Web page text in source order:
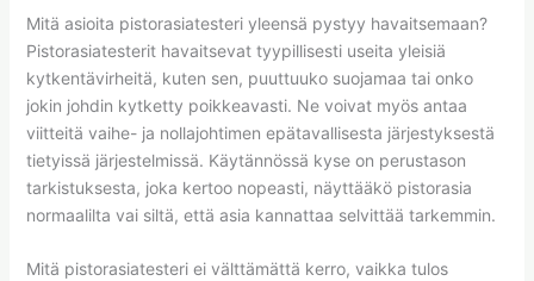
Mitä asioita pistorasiatesteri yleensä pystyy havaitsemaan?
Pistorasiatesterit havaitsevat tyypillisesti useita yleisiä
kytkentävirheitä, kuten sen, puuttuuko suojamaa tai onko
jokin johdin kytketty poikkeavasti. Ne voivat myös antaa
viitteitä vaihe- ja nollajohtimen epätavallisesta järjestyksestä
tietyissä järjestelmissä. Käytännössä kyse on perustason
tarkistuksesta, joka kertoo nopeasti, näyttääkö pistorasia
normaalilta vai siltä, että asia kannattaa selvittää tarkemmin.
Mitä pistorasiatesteri ei välttämättä kerro, vaikka tulos